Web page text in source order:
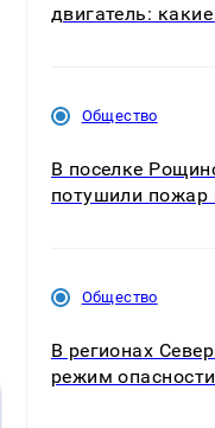
двигатель:
Общество
В поселке
потушили пожар
Общество
В регионах
режим